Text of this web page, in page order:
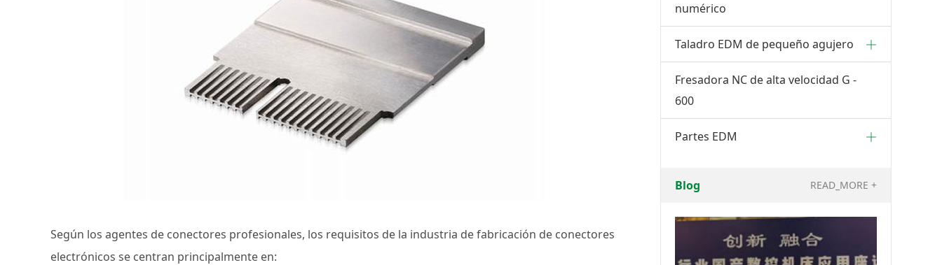
Según los agentes de conectores profesionales, los requisitos de la industria de fabricación de conectores
electrónicos se centran principalmente en:
numérico
Taladro EDM de pequeño agujero
Fresadora NC de alta velocidad G -
600
Partes EDM
Blog READ_MORE +